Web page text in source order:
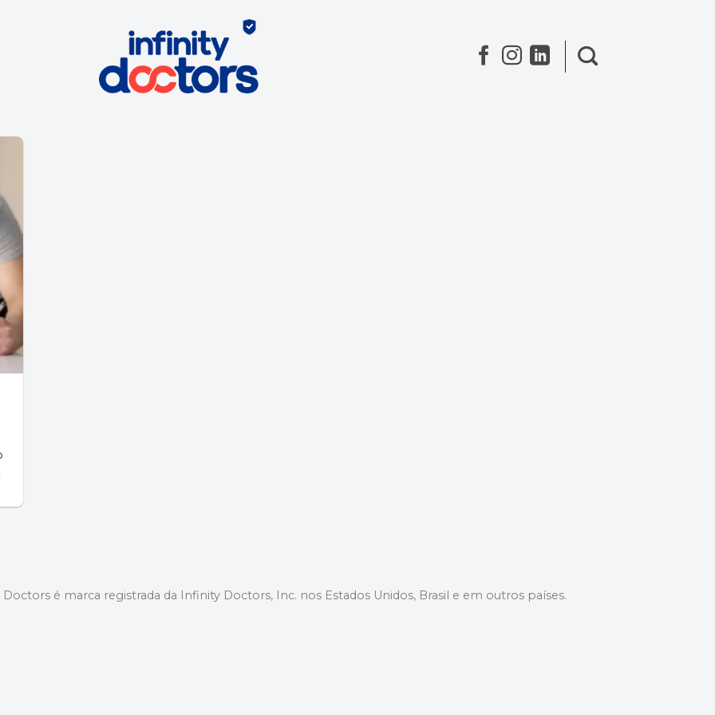
é marca registrada da Infinity Doctors, Inc. nos Estados Unidos, Brasil e em outros países.